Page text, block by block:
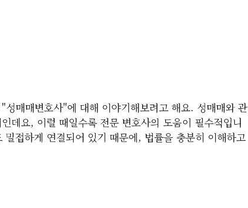
매매변호사"에 대해 이야기해보려고 해요. 성매매와 관
데요, 이럴 때일수록 전문 변호사의 도움이 필수적입니
접하게 연결되어 있기 때문에, 법률을 충분히 이해하고